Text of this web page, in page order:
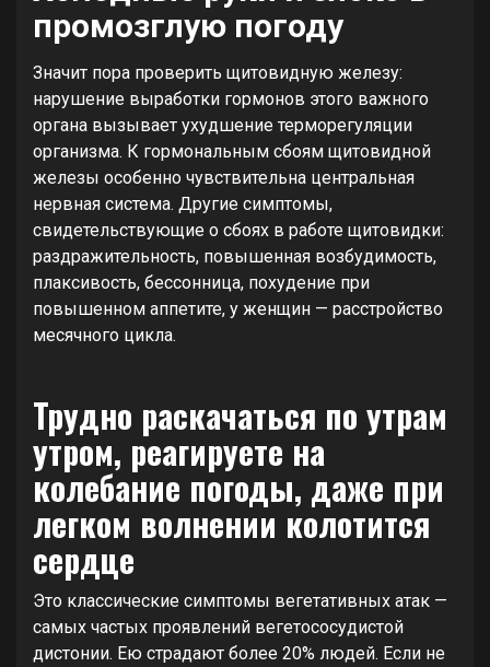
промозглую погоду
Значит пора проверить щитовидную железу:
нарушение выработки гормонов этого важного
органа вызывает ухудшение терморегуляции
организма. К гормональным сбоям щитовидной
железы особенно чувствительна центральная
нервная система. Другие симптомы,
свидетельствующие о сбоях в работе щитовидки:
раздражительность, повышенная возбудимость,
плаксивость, бессонница, похудение при
повышенном аппетите, у женщин — расстройство
месячного цикла.
Трудно раскачаться по утрам
утром, реагируете на
колебание погоды, даже при
легком волнении колотится
сердце
Это классические симптомы вегетативных атак —
самых частых проявлений вегетососудистой
дистонии. Ею страдают более 20% людей. Если не